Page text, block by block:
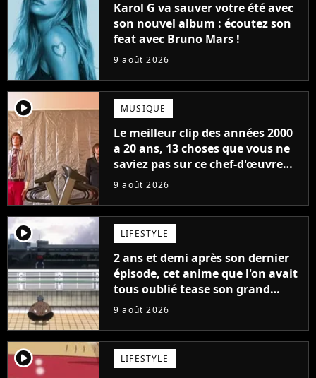
Karol G va sauver votre été avec
son nouvel album : écoutez son
feat avec Bruno Mars !
9 août 2026
player2 MUSIQUE
Le meilleur clip des années 2000
a 20 ans, 13 choses que vous ne
saviez pas sur ce chef-d'œuvre
qui a révolutionné YouTube
9 août 2026
player2 LIFESTYLE
2 ans et demi après son dernier
épisode, cet anime que l'on avait
tous oublié tease son grand
retour
9 août 2026
player2 LIFESTYLE